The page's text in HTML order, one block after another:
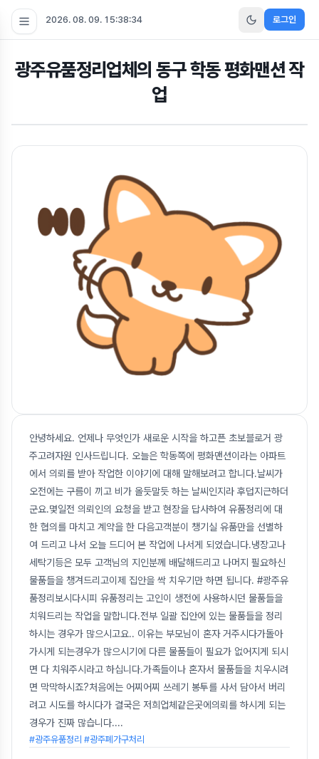
2026. 08. 09. 15:38:35 로그인
광주유품정리업체의 동구 학동 평화맨션 작
업
안녕하세요. 언제나 무엇인가 새로운 시작을 하고픈 초보블로거 광
주고려자원 인사드립니다. 오늘은 학동쪽에 평화맨션이라는 아파트
에서 의뢰를 받아 작업한 이야기에 대해 말해보려고 합니다.날씨가
오전에는 구름이 끼고 비가 올듯말듯 하는 날씨인지라 후덥지근하더
군요.몇일전 의뢰인의 요청을 받고 현장을 답사하여 유품정리에 대
한 협의를 마치고 계약을 한 다음고객분이 챙기실 유품만을 선별하
여 드리고 나서 오늘 드디어 본 작업에 나서게 되었습니다.냉장고나
세탁기등은 모두 고객님의 지인분께 배달해드리고 나머지 필요하신
물품들을 챙겨드리고이제 집안을 싹 치우기만 하면 됩니다. #광주유
품정리보시다시피 유품정리는 고인이 생전에 사용하시던 물품들을
치워드리는 작업을 말합니다.전부 일괄 집안에 있는 물품들을 정리
하시는 경우가 많으시고요.. 이유는 부모님이 혼자 거주시다가돌아
가시게 되는경우가 많으시기에 다른 물품들이 필요가 없어지게 되시
면 다 치워주시라고 하십니다.가족들이나 혼자서 물품들을 치우시려
면 막막하시죠?처음에는 어찌어찌 쓰레기 봉투를 사서 담아서 버리
려고 시도를 하시다가 결국은 저희업체같은곳에의뢰를 하시게 되는
경우가 진짜 많습니다....
#광주유품정리 #광주폐가구처리